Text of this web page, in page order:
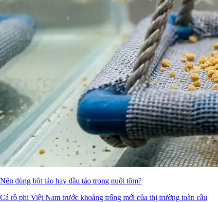
Nên dùng bột tảo hay dầu tảo trong nuôi tôm?
Cá rô phi Việt Nam trước khoảng trống mới của thị trường toàn cầu